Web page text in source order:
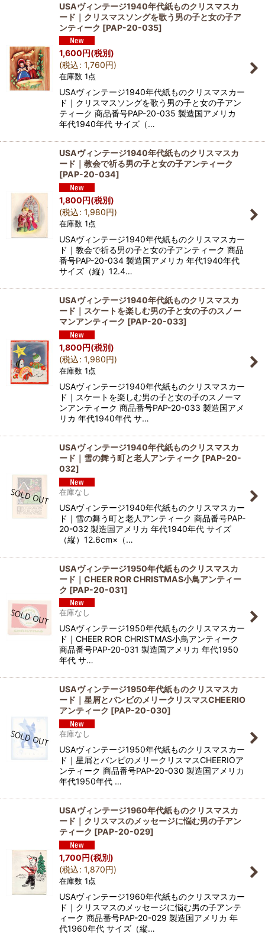
USAヴィンテージ1940年代紙ものクリスマスカ
ード｜クリスマスソングを歌う男の子と女の子ア
ンティーク [PAP-20-035]
1,600 円(税別)
(税込: 1,760円)
在庫数 1点
USAヴィンテージ1940年代紙ものクリスマスカー
ド｜クリスマスソングを歌う男の子と女の子アン
ティーク 商品番号PAP-20-035 製造国アメリカ
年代1940年代 サイズ（…
USAヴィンテージ1940年代紙ものクリスマスカ
ード｜教会で祈る男の子と女の子アンティーク
[PAP-20-034]
1,800円(税別)
(税込: 1,980円)
在庫数 1点
USAヴィンテージ1940年代紙ものクリスマスカー
ド｜教会で祈る男の子と女の子アンティーク 商品
番号PAP-20-034 製造国アメリカ 年代1940年代
サイズ（縦）12.4…
USAヴィンテージ1940年代紙ものクリスマスカ
ード｜スケートを楽しむ男の子と女の子のスノー
マンアンティーク [PAP-20-033]
1,800円(税別)
(税込: 1,980円)
在庫数 1点
USAヴィンテージ1940年代紙ものクリスマスカー
ド｜スケートを楽しむ男の子と女の子のスノーマ
ンアンティーク 商品番号PAP-20-033 製造国アメ
リカ 年代1940年代 サ…
USAヴィンテージ1940年代紙ものクリスマスカ
ード｜雪の舞う町と老人アンティーク [PAP-20-
032]
在庫なし
USAヴィンテージ1940年代紙ものクリスマスカー
ド｜雪の舞う町と老人アンティーク 商品番号PAP-
20-032 製造国アメリカ 年代1940年代 サイズ
（縦）12.6cm×（…
USAヴィンテージ1950年代紙ものクリスマスカ
ード｜CHEER ROR CHRISTMAS小鳥アンティー
ク [PAP-20-031]
在庫なし
USAヴィンテージ1950年代紙ものクリスマスカー
ド｜CHEER ROR CHRISTMAS小鳥アンティーク
商品番号PAP-20-031 製造国アメリカ 年代1950
年代 サ…
USAヴィンテージ1950年代紙ものクリスマスカ
ード｜星屑とバンビのメリークリスマスCHEERIO
アンティーク [PAP-20-030]
在庫なし
USAヴィンテージ1950年代紙ものクリスマスカー
ド｜星屑とバンビのメリークリスマスCHEERIOア
ンティーク 商品番号PAP-20-030 製造国アメリカ
年代1950年代 …
USAヴィンテージ1960年代紙ものクリスマスカ
ード｜クリスマスのメッセージに悩む男の子アン
ティーク [PAP-20-029]
1,700円(税別)
(税込: 1,870円)
在庫数 1点
USAヴィンテージ1960年代紙ものクリスマスカー
ド｜クリスマスのメッセージに悩む男の子アンテ
ィーク 商品番号PAP-20-029 製造国アメリカ 年
代1960年代 サイズ（縦…